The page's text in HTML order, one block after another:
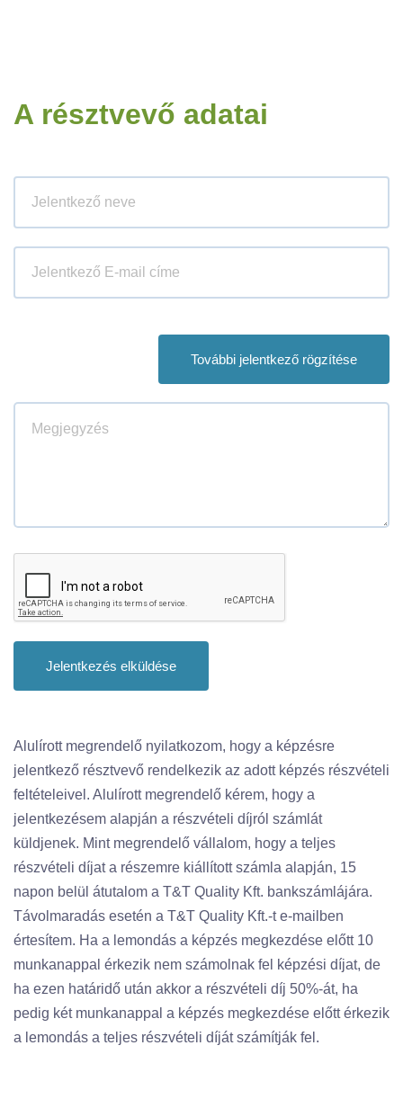
A résztvevő adatai
További jelentkező rögzítése
Jelentkezés elküldése
Alulírott megrendelő nyilatkozom, hogy a képzésre
jelentkező résztvevő rendelkezik az adott képzés részvételi
feltételeivel. Alulírott megrendelő kérem, hogy a
jelentkezésem alapján a részvételi díjról számlát
küldjenek. Mint megrendelő vállalom, hogy a teljes
részvételi díjat a részemre kiállított számla alapján, 15
napon belül átutalom a T&T Quality Kft. bankszámlájára.
Távolmaradás esetén a T&T Quality Kft.-t e-mailben
értesítem. Ha a lemondás a képzés megkezdése előtt 10
munkanappal érkezik nem számolnak fel képzési díjat, de
ha ezen határidő után akkor a részvételi díj 50%-át, ha
pedig két munkanappal a képzés megkezdése előtt érkezik
a lemondás a teljes részvételi díját számítják fel.